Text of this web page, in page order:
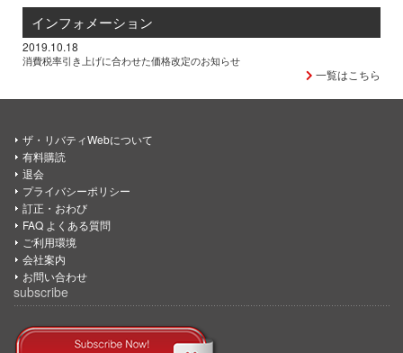
インフォメーション
2019.10.18
消費税率引き上げに合わせた価格改定のお知らせ
一覧はこちら
ザ・リバティWebについて
有料購読
退会
プライバシーポリシー
訂正・おわび
FAQ よくある質問
ご利用環境
会社案内
お問い合わせ
subscribe